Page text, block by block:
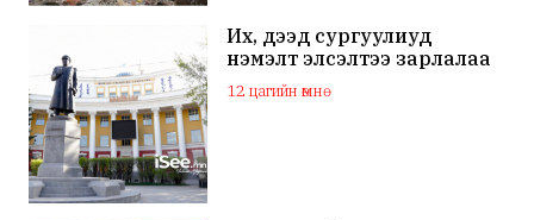
Их, дээд сургуулиуд
нэмэлт элсэлтээ зарлалаа
12 цагийн өмнө